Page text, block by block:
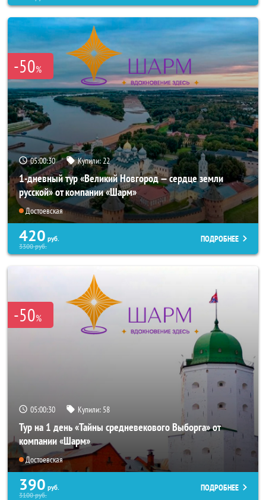
-50%
05:00:28 Купили: 22
1-дневный тур «Великий Новгород — сердце земли
русской» от компании «Шарм»
Достоевская
420 руб.
3300руб.
ПОДРОБНЕЕ
-50%
05:00:28 Купили: 58
Тур на 1 день «Тайны средневекового Выборга» от
компании «Шарм»
Достоевская
390 руб.
3100руб.
ПОДРОБНЕЕ